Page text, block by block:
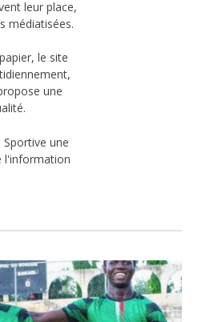
leur place,
médiatisées.
le site
une
une
l'information